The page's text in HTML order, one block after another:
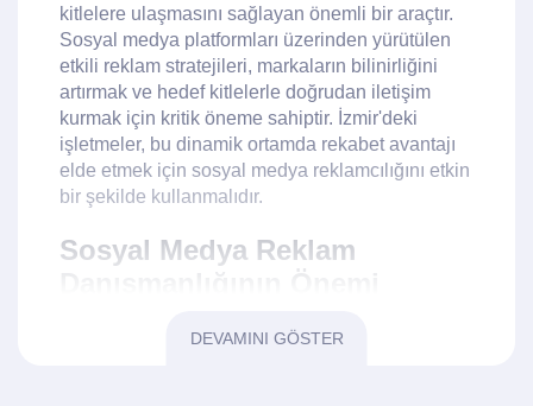
kitlelere ulaşmasını sağlayan önemli bir araçtır.
Sosyal medya platformları üzerinden yürütülen
etkili reklam stratejileri, markaların bilinirliğini
artırmak ve hedef kitlelerle doğrudan iletişim
kurmak için kritik öneme sahiptir. İzmir'deki
işletmeler, bu dinamik ortamda rekabet avantajı
elde etmek için sosyal medya reklamcılığını etkin
bir şekilde kullanmalıdır.
Sosyal Medya Reklam
sadece bir iletişim aracı değil, aynı zamanda
DEVAMINI GÖSTER